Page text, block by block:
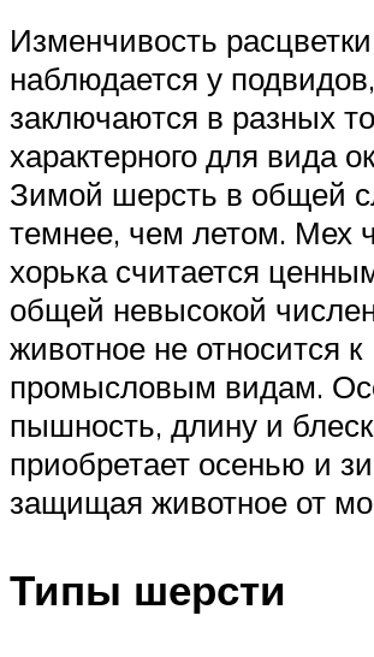
Изменчивость расцветки
наблюдается у
заключаются в разных
характерного для вида
Зимой шерсть в общей
темнее, чем летом. Мех
хорька считается
общей невысокой
животное не относится к
промысловым видам.
пышность, длину и
приобретает осенью и
защищая животное от
Типы шерсти